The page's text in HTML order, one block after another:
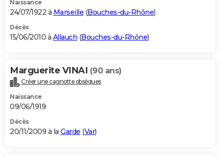
Naissance
24/07/1922 à Marseille (Bouches-du-Rhône)
Décès
15/06/2010 à Allauch (Bouches-du-Rhône)
Marguerite VINAI (90 ans)
Créer une cagnotte obsèques
Naissance
09/06/1919
Décès
20/11/2009 à la Garde (Var)